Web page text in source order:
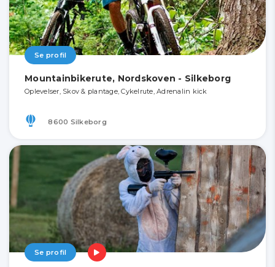
Se profil
Mountainbikerute, Nordskoven - Silkeborg
Oplevelser, Skov & plantage, Cykelrute, Adrenalin kick
8600 Silkeborg
Se profil